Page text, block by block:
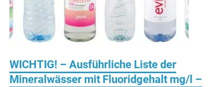
WICHTIG! – Ausführliche Liste der
Mineralwässer mit Fluoridgehalt mg/l –